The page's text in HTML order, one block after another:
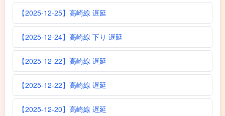
【2025-12-25】高崎線 遅延
【2025-12-24】高崎線 下り 遅延
【2025-12-22】高崎線 遅延
【2025-12-22】高崎線 遅延
【2025-12-20】高崎線 遅延